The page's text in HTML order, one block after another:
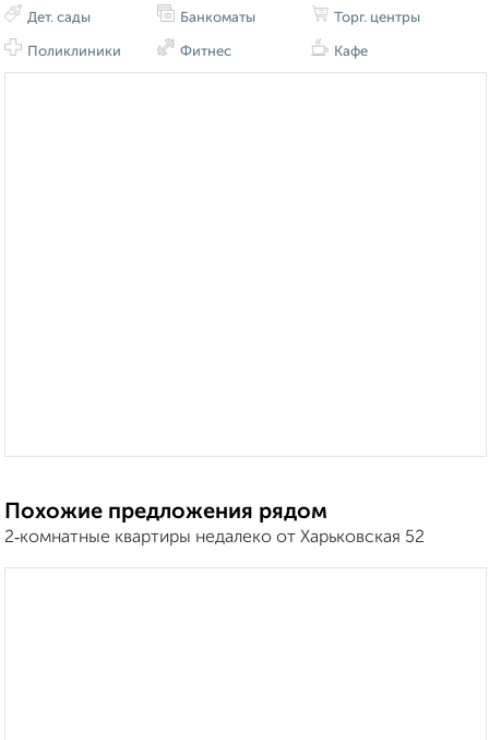
Дет. сады
Поликлиники
Банкоматы
Фитнес
Торг. центры
Кафе
Похожие предложения рядом
2‑комнатные квартиры недалеко от Харьковская 52